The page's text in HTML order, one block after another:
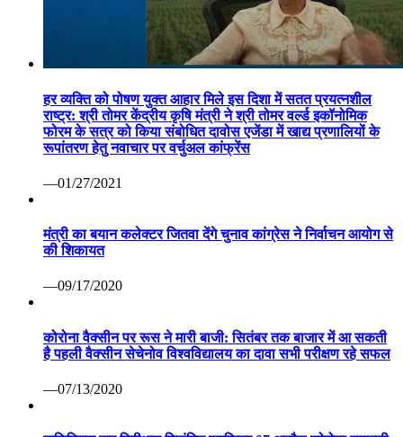
वाणिज्यिक कर निरीक्षक निलंबित ग्वालियर 07 अप्रैल कोरोना महामारी
से निपटने हेतु वाणिज्यिक कर निरीक्षक श्री पवन दोहरे की ड्यूटी लगाई
गई थी। लेकिन निरीक्षण के दौरान ड्यूटी स्थल पर अनुपस्थिति पाए
जाने पर कलेक्टर श्री कौशलेन्द्र विक्रम सिंह ने तत्काल प्रभाव से
निलंबित कर दिया गया है। निलंबन अवधि में श्री दोहरे का मुख्यालय उप
जिला निर्वाचन अधिकारी सामान्य निर्वाचन कलेक्ट्रेट ग्वालियर रहेगा।
कोरोना महामारी पर प्रभावी अंकुश नियंत्रणए बचाव एवं उपचार के संबंध
में वाणिज्यिक कर निरीक्षक श्री पवन दोहरे की बेला की बावड़ीए चौधरी
का ढ़ाबा ग्वालियर पर प्रातरू 7 बजे से दोपहर 3 बजे तक ड्यूटी थी।
लेकिन मंगलवार को एडीजी ग्वालियर रेंज एवं जिला प्रशासन की टीम
कलेक्टर श्री कौशलेन्द्र विक्रम सिंह ने मध्यप्रदेश सिविल सेवा
से निलंबित कर दिया है। श्री दोहरे को नियमानुसार जीवन निर्वाह भत्ते
की पात्रता रहेगी।
—04/07/2020